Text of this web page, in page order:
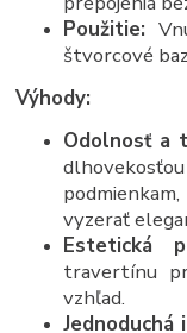
Použitie:
štvorcové
Výhody:
Odolnosť a
vyzerať
Estetická
travertínu
vzhľad.
Jednoduchá